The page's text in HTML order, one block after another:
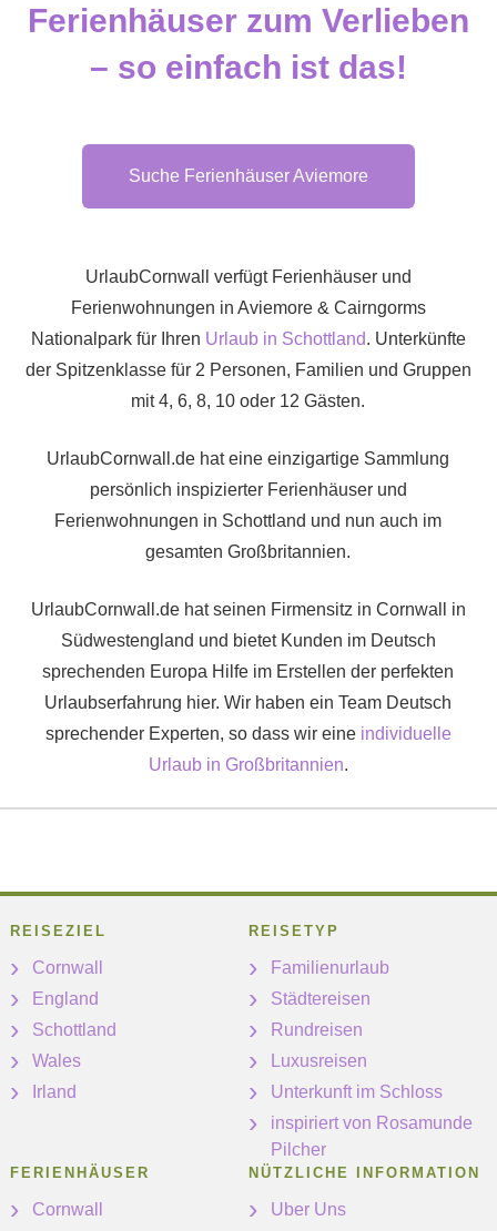
Ferienhäuser zum Verlieben
– so einfach ist das!
Suche Ferienhäuser Aviemore
UrlaubCornwall verfügt Ferienhäuser und
Ferienwohnungen in Aviemore & Cairngorms
Nationalpark für Ihren Urlaub in Schottland. Unterkünfte
der Spitzenklasse für 2 Personen, Familien und Gruppen
mit 4, 6, 8, 10 oder 12 Gästen.
UrlaubCornwall.de hat eine einzigartige Sammlung
persönlich inspizierter Ferienhäuser und
Ferienwohnungen in Schottland und nun auch im
gesamten Großbritannien.
UrlaubCornwall.de hat seinen Firmensitz in Cornwall in
Südwestengland und bietet Kunden im Deutsch
sprechenden Europa Hilfe im Erstellen der perfekten
Urlaubserfahrung hier. Wir haben ein Team Deutsch
sprechender Experten, so dass wir eine individuelle
Urlaub in Großbritannien.
REISEZIEL
Cornwall
England
Schottland
Wales
Irland
REISETYP
Familienurlaub
Städtereisen
Rundreisen
Luxusreisen
Unterkunft im Schloss
inspiriert von Rosamunde
Pilcher
FERIENHÄUSER
Cornwall
NÜTZLICHE INFORMATION
Uber Uns